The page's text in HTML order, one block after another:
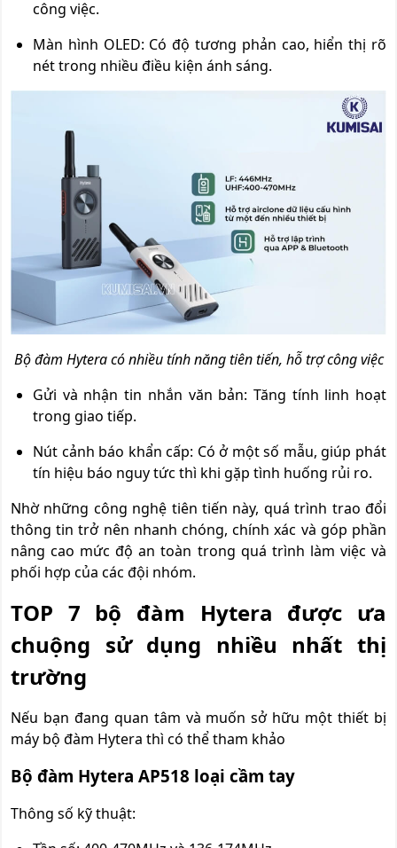
công việc.
Màn hình OLED: Có độ tương phản cao, hiển thị rõ
nét trong nhiều điều kiện ánh sáng.
Bộ đàm Hytera có nhiều tính năng tiên tiến, hỗ trợ công việc
Gửi và nhận tin nhắn văn bản: Tăng tính linh hoạt
trong giao tiếp.
Nút cảnh báo khẩn cấp: Có ở một số mẫu, giúp phát
tín hiệu báo nguy tức thì khi gặp tình huống rủi ro.
Nhờ những công nghệ tiên tiến này, quá trình trao đổi
thông tin trở nên nhanh chóng, chính xác và góp phần
nâng cao mức độ an toàn trong quá trình làm việc và
phối hợp của các đội nhóm.
TOP 7 bộ đàm Hytera được ưa
chuộng sử dụng nhiều nhất thị
trường
Nếu bạn đang quan tâm và muốn sở hữu một thiết bị
máy bộ đàm Hytera thì có thể tham khảo
Bộ đàm Hytera AP518 loại cầm tay
Thông số kỹ thuật: